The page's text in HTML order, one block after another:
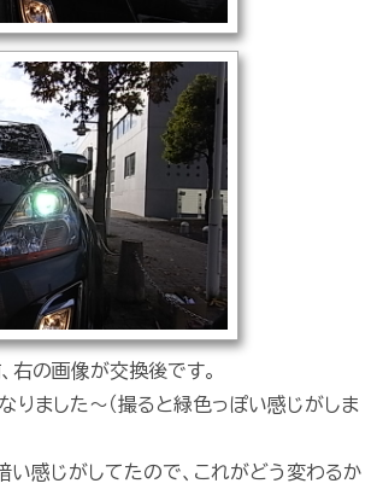
右の画像が交換後です。
りました～（撮ると緑色っぽい感じがしま
い感じがしてたので、これがどう変わるか